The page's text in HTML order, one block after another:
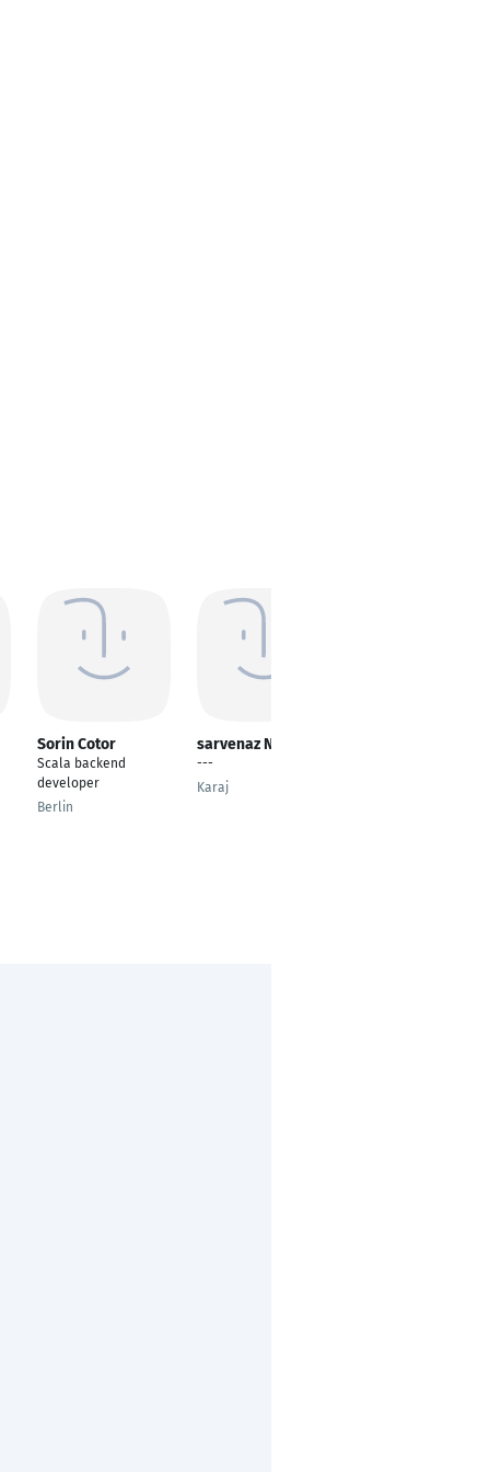
Sorin Cotor
Scala backend
developer
Berlin
sarvenaz Nejatian
---
Karaj